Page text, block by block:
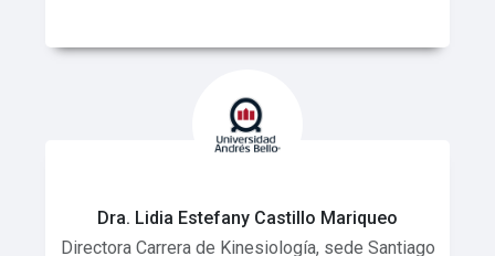
Dra. Lidia Estefany Castillo Mariqueo
Directora Carrera de Kinesiología, sede Santiago